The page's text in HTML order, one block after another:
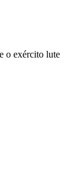
o exército lute